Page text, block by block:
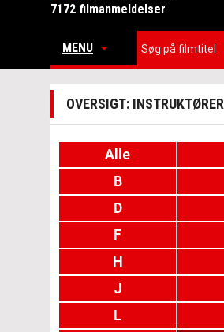
7172 filmanmeldelser
MENU
OVERSIGT: INSTRUKTØRER
Alle
B
D
F
H
J
L